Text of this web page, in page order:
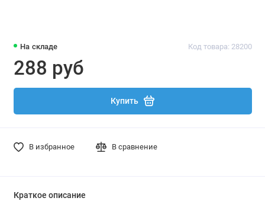
На складе Код товара: 28200
288 руб
Купить
В избранное В сравнение
Краткое описание